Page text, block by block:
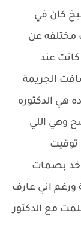
كان في
مختلفه عن
كانت عند
الجريمة
هي الدكتوره
وهي اللي
توقيت
بصمات
ورغم اني عارف
مع الدكتور